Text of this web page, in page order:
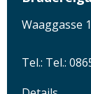
Waaggasse
Tel.: Tel.: